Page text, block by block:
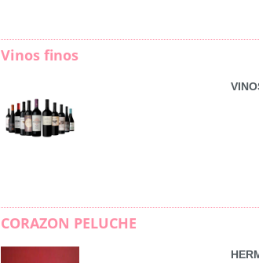
Vinos finos
CORAZON PELUCHE